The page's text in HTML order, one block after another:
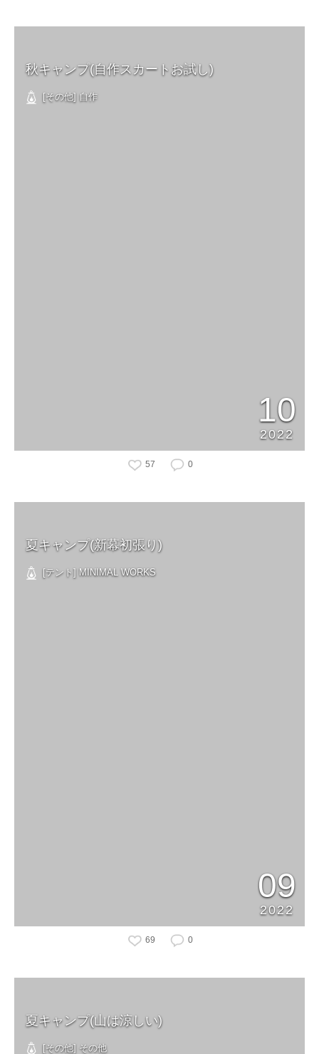
秋キャンプ(自作スカートお試し)
[その他] 自作
10
2022
57 0
夏キャンプ(新幕初張り)
[テント] MINIMAL WORKS
09
2022
69 0
夏キャンプ(山は涼しい)
[その他] その他